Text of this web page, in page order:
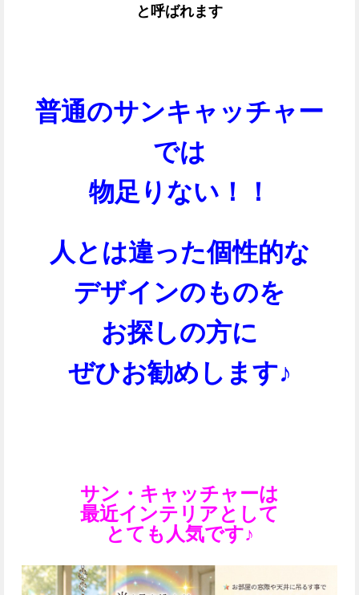
と呼ばれます
普通のサンキャッチャー
では
物足りない！！
人とは違った個性的な
デザインのものを
お探しの方に
ぜひお勧めします♪
サン・キャッチャーは
最近インテリアとして
とても人気です♪